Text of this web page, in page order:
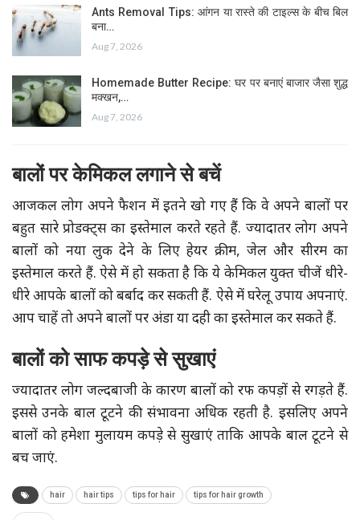
Ants Removal Tips: आंगन या रास्ते की टाइल्स के बीच बिल
बना…
Aug 7, 2026
Homemade Butter Recipe: घर पर बनाएं बाजार जैसा शुद्ध
मक्खन,…
Aug 7, 2026
बालों पर केमिकल लगाने से बचें
आजकल लोग अपने फैशन में इतने खो गए हैं कि वे अपने बालों पर
बहुत सारे प्रोडक्ट्स का इस्तेमाल करते रहते हैं. ज्यादातर लोग अपने
बालों को नया लुक देने के लिए हेयर क्रीम, जेल और सीरम का
इस्तेमाल करते हैं. ऐसे में हो सकता है कि ये केमिकल युक्त चीजें धीरे-
धीरे आपके बालों को बर्बाद कर सकती हैं. ऐसे में घरेलू उपाय अपनाएं.
आप चाहें तो अपने बालों पर अंडा या दही का इस्तेमाल कर सकते हैं.
बालों को साफ कपड़े से सुखाएं
ज्यादातर लोग जल्दबाजी के कारण बालों को रफ कपड़ों से रगड़ते हैं.
इससे उनके बाल टूटने की संभावना अधिक रहती है. इसलिए अपने
बालों को हमेशा मुलायम कपड़े से सुखाएं ताकि आपके बाल टूटने से
बच जाएं.
hair hair tips tips for hair tips for hair growth